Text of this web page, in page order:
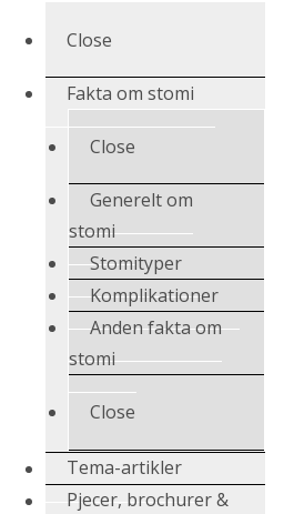
Close
Fakta om stomi
Close
Generelt om
stomi
Stomityper
Komplikationer
Anden fakta om
stomi
Close
Tema-artikler
Pjecer, brochurer &